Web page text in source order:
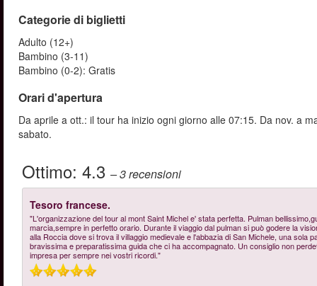
Categorie di biglietti
Adulto (12+)
Bambino (3-11)
Bambino (0-2): Gratis
Orari d'apertura
Da aprile a ott.: il tour ha inizio ogni giorno alle 07:15. Da nov. a
sabato.
Ottimo: 4.3 – 3recensioni
Tesoro francese.
"L'organizzazione del tour al mont Saint Michel e' stata perfetta. Pulman
marcia,sempre in perfetto orario. Durante il viaggio dal pulman si può godere la
alla Roccia dove si trova il villaggio medievale e l'abbazia di San Michele, una
bravissima e preparatissima guida che ci ha accompagnato. Un consiglio non
impresa per sempre nei vostri ricordi."